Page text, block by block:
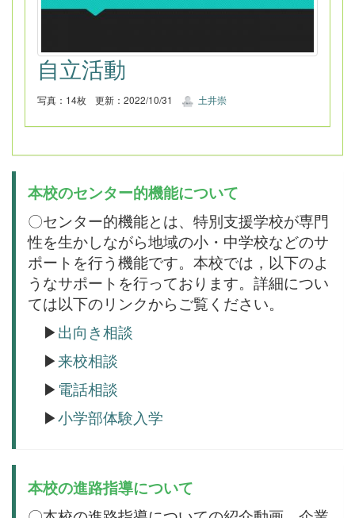
自立活動
写真：14枚 更新：2022/10/31 土井崇
本校のセンター的機能について
〇センター的機能とは、特別支援学校が専門
性を生かしながら地域の小・中学校などのサ
ポートを行う機能です。本校では，以下のよ
うなサポートを行っております。詳細につい
ては以下のリンクからご覧ください。
▶ 出向き相談
▶来校相談
▶ 電話相談
▶小学部体験入学
本校の進路指導について